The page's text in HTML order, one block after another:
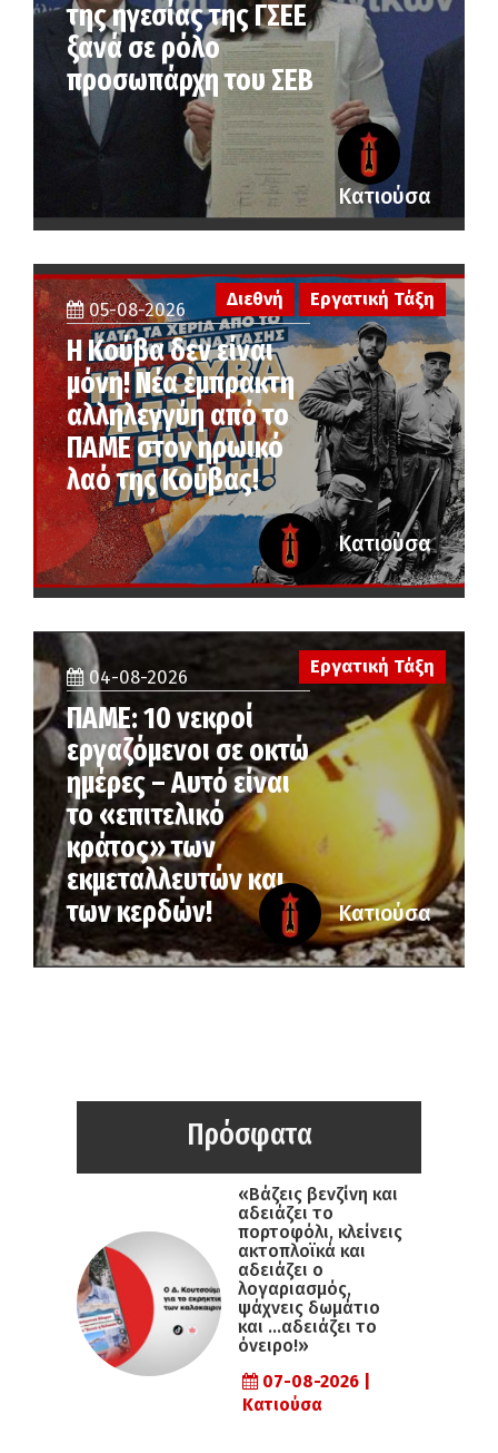
της ηγεσίας της ΓΣΕΕ
ξανά σε ρόλο
προσωπάρχη του ΣΕΒ
Κατιούσα
05-08-2026
Η Κούβα δεν είναι
μόνη! Νέα έμπρακτη
αλληλεγγύη από το
ΠΑΜΕ στον ηρωικό
λαό της Κούβας!
Διεθνή Εργατική Τάξη
Κατιούσα
04-08-2026
ΠΑΜΕ: 10 νεκροί
εργαζόμενοι σε οκτώ
ημέρες – Αυτό είναι
το «επιτελικό
κράτος» των
εκμεταλλευτών και
των κερδών!
Εργατική Τάξη
Κατιούσα
Πρόσφατα
«Βάζεις βενζίνη και
αδειάζει το
πορτοφόλι, κλείνεις
ακτοπλοϊκά και
αδειάζει ο
λογαριασμός,
ψάχνεις δωμάτιο
και …αδειάζει το
όνειρο!»
07-08-2026 |
Κατιούσα